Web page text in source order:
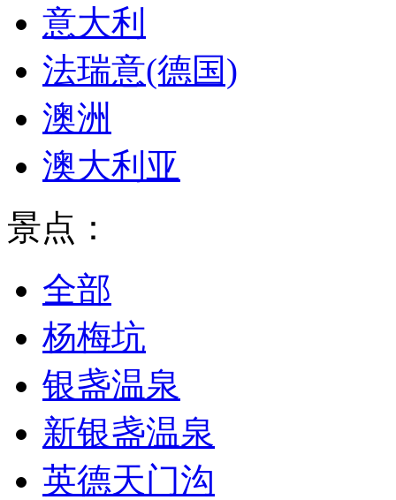
意大利
法瑞意(德国)
澳洲
澳大利亚
景点：
全部
杨梅坑
银盏温泉
新银盏温泉
英德天门沟